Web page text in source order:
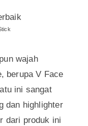
wajah
berupa V Face
ini sangat
dan highlighter
dari produk ini